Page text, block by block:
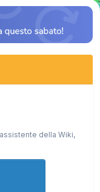
della Wiki,